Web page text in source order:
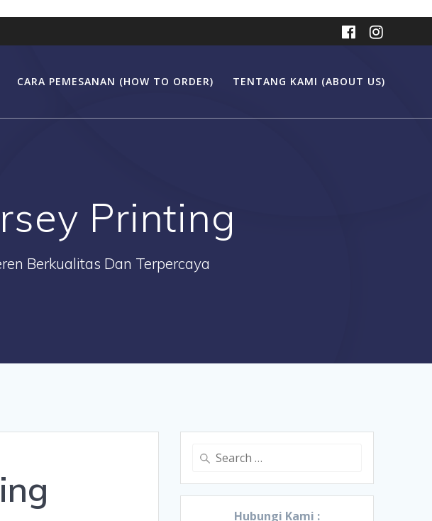
CARA PEMESANAN (HOW TO ORDER) TENTANG KAMI (ABOUT US)
Printing
Berkualitas Dan Terpercaya
Search
Hubungi Kami :